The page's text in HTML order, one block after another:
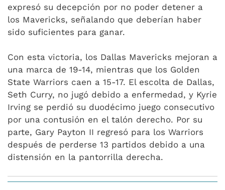
expresó su decepción por no poder detener a
los Mavericks, señalando que deberían haber
sido suficientes para ganar.
Con esta victoria, los Dallas Mavericks mejoran a
una marca de 19-14, mientras que los Golden
State Warriors caen a 15-17. El escolta de Dallas,
Seth Curry, no jugó debido a enfermedad, y Kyrie
Irving se perdió su duodécimo juego consecutivo
por una contusión en el talón derecho. Por su
parte, Gary Payton II regresó para los Warriors
después de perderse 13 partidos debido a una
distensión en la pantorrilla derecha.